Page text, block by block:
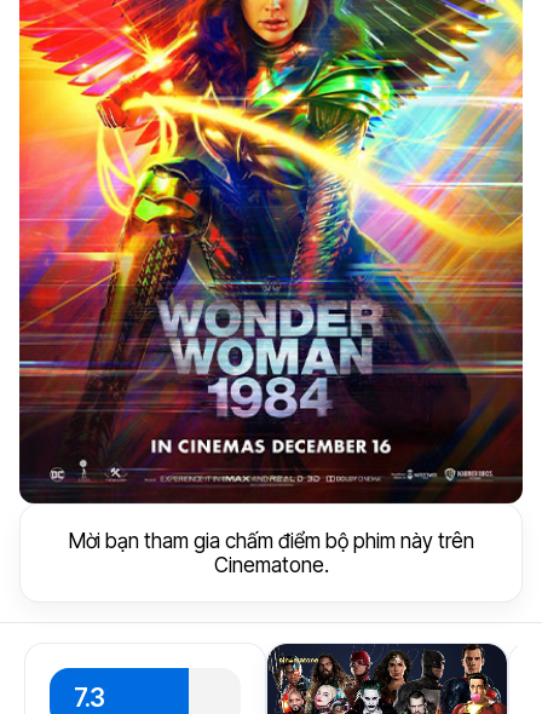
Mời bạn tham gia chấm điểm bộ phim này trên
Cinematone.
7.3